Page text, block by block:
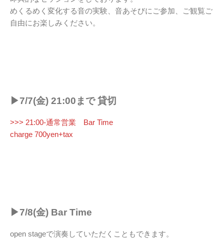
めくるめく変化する音の実験、音あそびにご参加、ご観覧ご
自由にお楽しみください。
▶︎7/7(金) 21:00まで 貸切
>>> 21:00-通常営業 Bar Time
charge 700yen+tax
▶︎7/8(金) Bar Time
open stageで演奏していただくこともできます。